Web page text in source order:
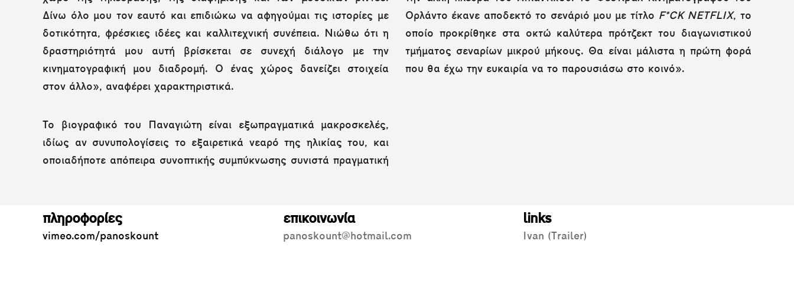
Δίνω όλο μου τον εαυτό και επιδιώκω να αφηγούμαι τις ιστορίες με
δοτικότητα, φρέσκιες ιδέες και καλλιτεχνική συνέπεια. Νιώθω ότι η
δραστηριότητά μου αυτή βρίσκεται σε συνεχή διάλογο με την
κινηματογραφική μου διαδρομή. Ο ένας χώρος δανείζει στοιχεία
στον άλλο», αναφέρει χαρακτηριστικά.
Το βιογραφικό του Παναγιώτη είναι εξωπραγματικά μακροσκελές,
ιδίως αν συνυπολογίσεις το εξαιρετικά νεαρό της ηλικίας του, και
οποιαδήποτε απόπειρα συνοπτικής συμπύκνωσης συνιστά πραγματική
Ορλάντο έκανε αποδεκτό το σενάριό μου με τίτλο F*CK NETFLIX, το
οποίο προκρίθηκε στα οκτώ καλύτερα πρότζεκτ του διαγωνιστικού
τμήματος σεναρίων μικρού μήκους. Θα είναι μάλιστα η πρώτη φορά
που θα έχω την ευκαιρία να το παρουσιάσω στο κοινό».
πληροφορίες
vimeo.com/panoskount
επικοινωνία
panoskount@hotmail.com
links
Ivan (Trailer)